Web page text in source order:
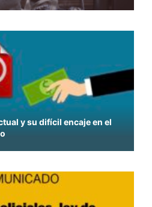
y su difícil encaje en el